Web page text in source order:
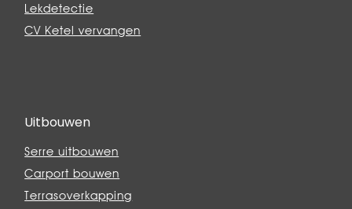
Lekdetectie
CV Ketel vervangen
Uitbouwen
Serre uitbouwen
Carport bouwen
Terrasoverkapping